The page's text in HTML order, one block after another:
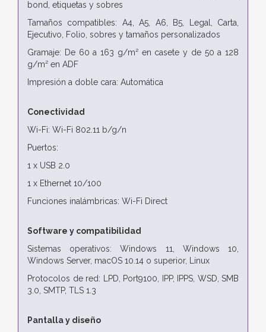
bond, etiquetas y sobres
Tamaños compatibles: A4, A5, A6, B5, Legal, Carta,
Ejecutivo, Folio, sobres y tamaños personalizados
Gramaje: De 60 a 163 g/m² en casete y de 50 a 128
g/m² en ADF
Impresión a doble cara: Automática
Conectividad
Wi-Fi: Wi-Fi 802.11 b/g/n
Puertos:
1 x USB 2.0
1 x Ethernet 10/100
Funciones inalámbricas: Wi-Fi Direct
Software y compatibilidad
Sistemas operativos: Windows 11, Windows 10,
Windows Server, macOS 10.14 o superior, Linux
Protocolos de red: LPD, Port9100, IPP, IPPS, WSD, SMB
3.0, SMTP, TLS 1.3
Pantalla y diseño